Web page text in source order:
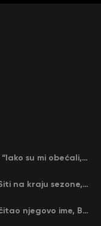
Zašto Rade Krunić ne igra za Srbiju? “Iako su mi obećali, niko me nije zvao…”
Kraj jedne ere – Gvardiola napušta Siti na kraju sezone, menja ga njegov nekadašnji rival
Nejmar ide na Mundijal: Anćeloti pročitao njegovo ime, Brazil u delirijumu (VIDEO)